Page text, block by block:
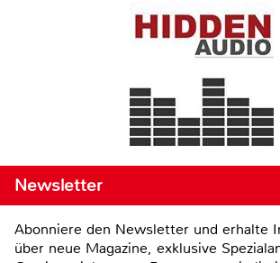
Newsletter
Abonniere den Newsletter und erhalte
über neue Magazine, exklusive